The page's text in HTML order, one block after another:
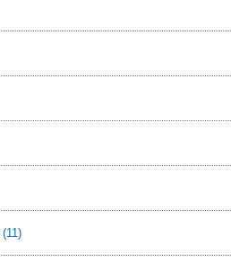
(11)